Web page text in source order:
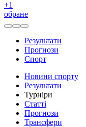
+1
обране
Результати
Прогнози
Спорт
Новини спорту
Результати
Турніри
Статті
Прогнози
Трансфери